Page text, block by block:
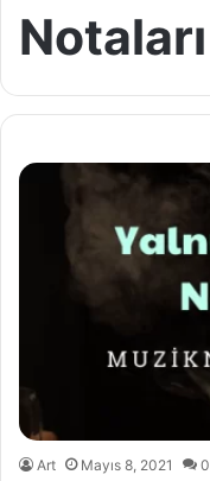
Notaları
Art Mayıs 8, 2021 0